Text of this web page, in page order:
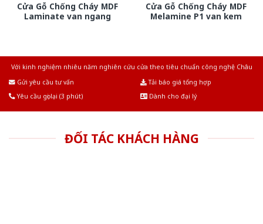
Cửa Gỗ Chống Cháy MDF
Laminate van ngang
Cửa Gỗ Chống Cháy MDF
Melamine P1 van kem
Với kinh nghiệm nhiêu năm nghiên cứu cửa theo tiêu chuẩn công nghệ Châu
Gửi yêu cầu tư vấn
Tải báo giá tổng hợp
Yêu cầu gọi lại (3 phút)
Dành cho đại lý
ĐỐI TÁC KHÁCH HÀNG